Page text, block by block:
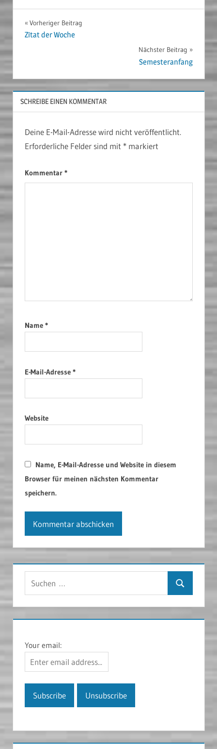
Beitragsnavigation
Vorheriger Beitrag
Zitat der Woche
Nächster Beitrag
Semesteranfang
SCHREIBE EINEN KOMMENTAR
Deine E-Mail-Adresse wird nicht veröffentlicht.
Erforderliche Felder sind mit *markiert
Kommentar *
Name *
E-Mail-Adresse *
Website
Name, E-Mail-Adresse und Website in diesem
Browser für meinen nächsten Kommentar
speichern.
Suchen
Your email: